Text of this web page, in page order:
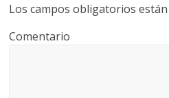
Los campos obligatorios
Comentario